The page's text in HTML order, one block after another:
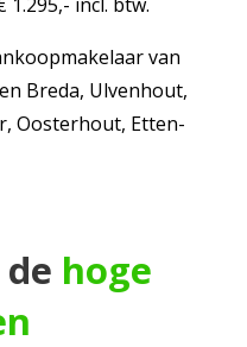
van
Breda, Ulvenhout,
Oosterhout, Etten-
hoge